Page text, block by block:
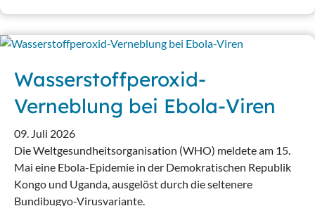
Wasserstoffperoxid-
Verneblung bei Ebola-Viren
09. Juli 2026
Die Weltgesundheitsorganisation (WHO) meldete am 15.
Mai eine Ebola-Epidemie in der Demokratischen Republik
Kongo und Uganda, ausgelöst durch die seltenere
Bundibugyo-Virusvariante.